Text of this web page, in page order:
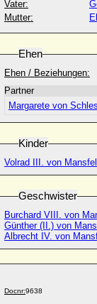
Vater:
Mutter:
Ehen
Ehen / Beziehungen:
Partner
Margarete von
Kinder
Volrad III. von
Geschwister
Burchard VIII. von
Günther (II.) von
Albrecht IV. von
Docnr:9638